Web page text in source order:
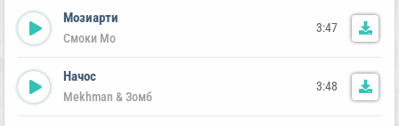
Мозиарти
Смоки Мо
3:47
Начос
Mekhman & Зомб
3:48